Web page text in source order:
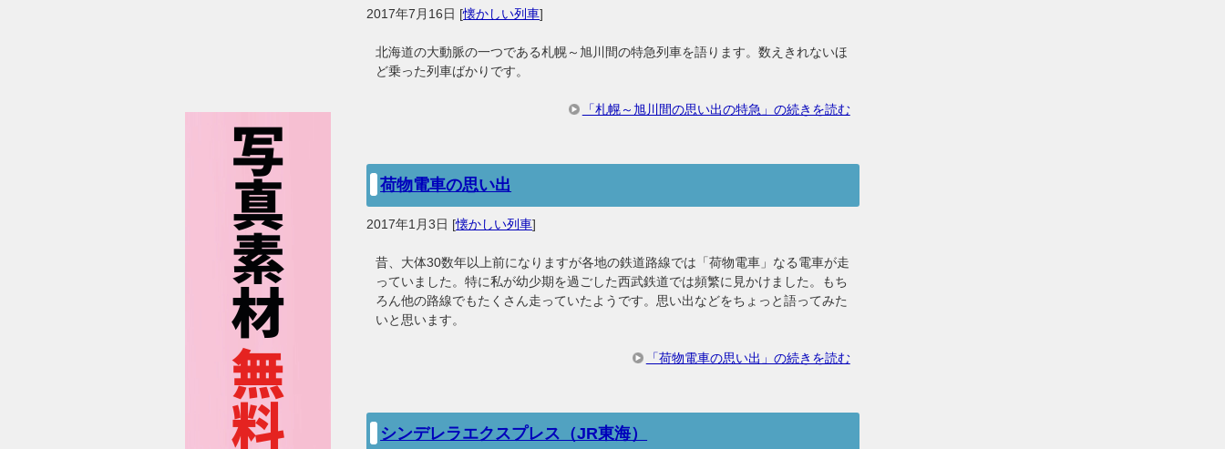
2017年7月16日 [懐かしい列車]
北海道の大動脈の一つである札幌～旭川間の特急列車を語ります。数えきれないほ
ど乗った列車ばかりです。
「札幌～旭川間の思い出の特急」の続きを読む
荷物電車の思い出
2017年1月3日 [懐かしい列車]
昔、大体30数年以上前になりますが各地の鉄道路線では「荷物電車」なる電車が走
っていました。特に私が幼少期を過ごした西武鉄道では頻繁に見かけました。もち
ろん他の路線でもたくさん走っていたようです。思い出などをちょっと語ってみた
いと思います。
「荷物電車の思い出」の続きを読む
シンデレラエクスプレス（JR東海）